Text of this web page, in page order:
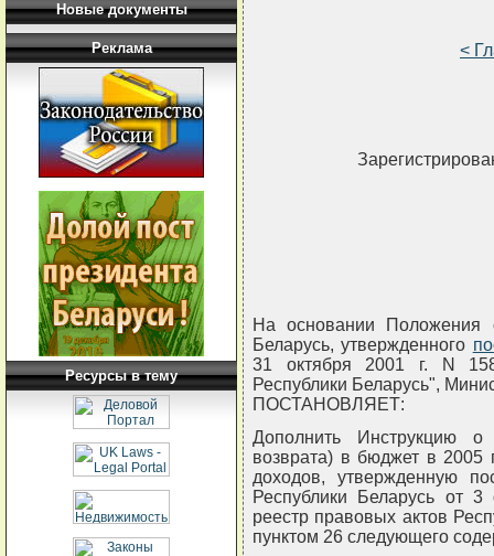
Новые документы
Реклама
Ресурсы в тему
<
На основании Положения
Беларусь, утвержденного
31 октября 2001 г. N
Республики Беларусь",
ПОСТАНОВЛЯЕТ:
Дополнить Инструкцию о
возврата) в бюджет в 2005
доходов, утвержденную
Республики Беларусь от
реестр правовых актов
пунктом 26 следующего